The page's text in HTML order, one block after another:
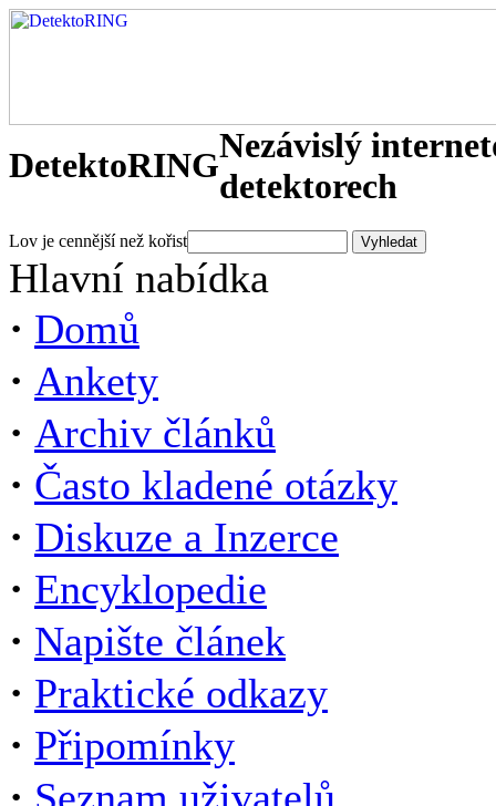
DetektoRINGNezávislý
detektorech
Lov je cennější než kořist
Hlavní nabídka
· Domů
· Ankety
· Archiv článků
· Často kladené otázky
· Diskuze a Inzerce
· Encyklopedie
· Napište článek
· Praktické odkazy
· Připomínky